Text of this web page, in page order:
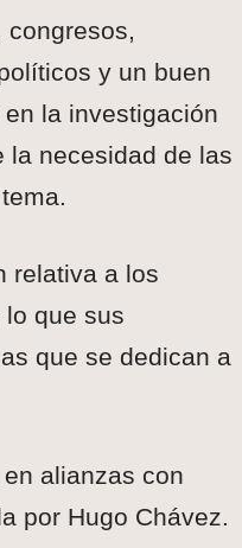
congresos,
y un buen
la investigación
la necesidad de las
relativa a los
que sus
que se dedican a
alianzas con
por Hugo Chávez.